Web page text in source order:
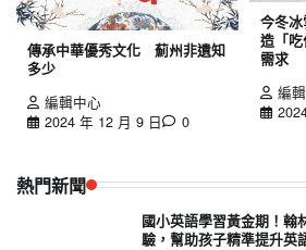
傳承中華優秀文化 薊州非遺知
多少
編輯中心
2024 年 12 月 9 日
0
今冬
造「
需求
編
熱門新聞
國小英語學習黃金期！翰
驗，幫助孩子精準提升英